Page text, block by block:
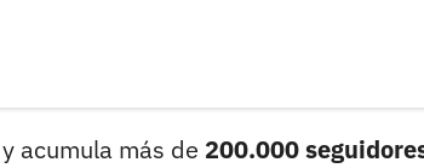
y acumula más de 200.000